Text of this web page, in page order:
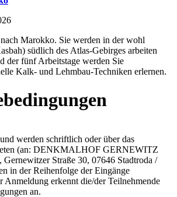
Marokko. Sie werden in der wohl
südlich des Atlas-Gebirges arbeiten
der fünf Arbeitstage werden Sie
Kalk- und Lehmbau-Techniken erlernen.
werden schriftlich oder über das
(an: DENKMALHOF GERNEWITZ
Straße 30, 07646 Stadtroda /
in der Reihenfolge der Eingänge
Anmeldung erkennt die/der Teilnehmende
an.